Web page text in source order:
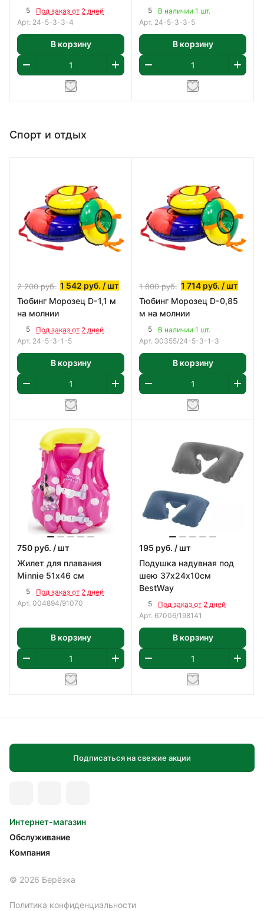
5
Под заказ от 2 дней
Арт. 24-5-3-3-4
В корзину
5
В наличии 1 шт.
Арт. 24-5-3-3-5
В корзину
Спорт и отдых
2 200руб. 1 542 руб. / шт
Тюбинг Морозец D-1,1 м
на молнии
5
Под заказ от 2 дней
Арт. 24-5-3-1-5
В корзину
1 800руб. 1 714 руб. / шт
Тюбинг Морозец D-0,85
м на молнии
5
В наличии 1 шт.
Арт. Э0355/24-5-3-1-3
В корзину
750 руб. / шт
Жилет для плавания
Minnie 51х46 см
5
Под заказ от 2 дней
Арт. 004894/91070
В корзину
195 руб. / шт
Подушка надувная под
шею 37х24x10см
BestWay
5
Под заказ от 2 дней
Арт. 67006/198141
В корзину
Подписаться на свежие акции
Интернет-магазин
Обслуживание
Компания
© 2026 Берёзка
Политика конфиденциальности